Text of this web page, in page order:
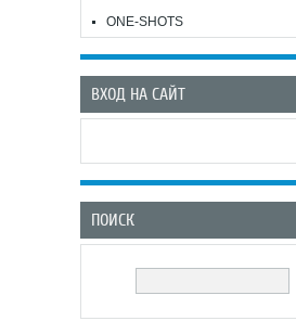
ONE-SHOTS
ВХОД НА САЙТ
ПОИСК